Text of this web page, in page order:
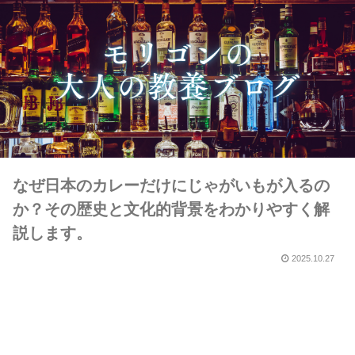
なぜ日本のカレーだけにじゃがいもが入るの
か？その歴史と文化的背景をわかりやすく解
説します。
2025.10.27